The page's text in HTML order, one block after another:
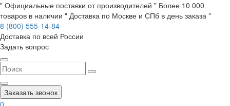
" Официальные поставки от производителей " Более 10 000
товаров в наличии " Доставка по Москве и СПб в день заказа "
8 (800) 555-14-84
Доставка по всей России
Задать вопрос
Заказать звонок
0